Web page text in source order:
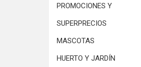
PROMOCIONES Y
SUPERPRECIOS
MASCOTAS
HUERTO Y JARDÍN